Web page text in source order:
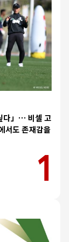
다」… 비셀 고
서도 존재감을